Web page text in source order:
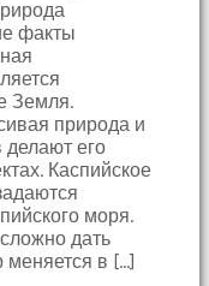
факты
Земля.
природа и
делают его
Каспийское
моря.
дать
меняется в […]